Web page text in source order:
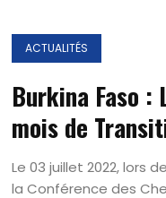
ACTUALITÉS
Burkina Faso :
mois de
Le 03 juillet 2022, lors
la Conférence des